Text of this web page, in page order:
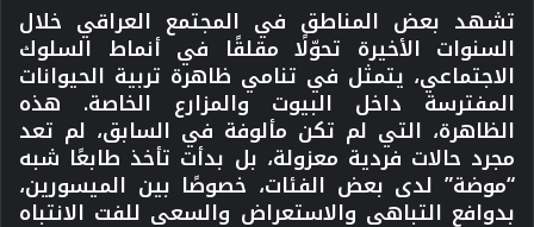
تشهد بعض المناطق في المجتمع العراقي خلال
السنوات الأخيرة تحوّلًا مقلقًا في أنماط السلوك
الاجتماعي، يتمثل في تنامي ظاهرة تربية الحيوانات
المفترسة داخل البيوت والمزارع الخاصة. هذه
الظاهرة، التي لم تكن مألوفة في السابق، لم تعد
مجرد حالات فردية معزولة، بل بدأت تأخذ طابعًا شبه
“موضة” لدى بعض الفئات، خصوصًا بين الميسورين،
بدوافع التباهي والاستعراض والسعي للفت الانتباه